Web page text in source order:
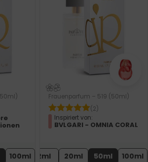
100ml
Frauenparfum – 519 (50ml)
(2)
Inspiriert von:
BVLGARI - OMNIA CORAL
2ml 20ml 50ml 100ml